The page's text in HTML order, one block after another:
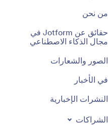
من نحن
حقائق عن Jotform في
مجال الذكاء الاصطناعي
الصور والشعارات
في الأخبار
النشرات الإخبارية
الشراكات